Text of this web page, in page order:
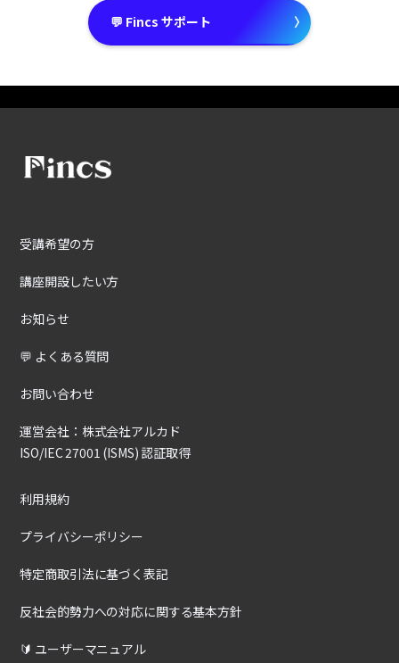
💬 Fincs サポート
〉
受講希望の方
講座開設したい方
お知らせ
💬 よくある質問
お問い合わせ
運営会社：株式会社アルカド
ISO/IEC 27001 (ISMS) 認証取得
利用規約
プライバシーポリシー
特定商取引法に基づく表記
反社会的勢力への対応に関する基本方針
🔰 ユーザーマニュアル